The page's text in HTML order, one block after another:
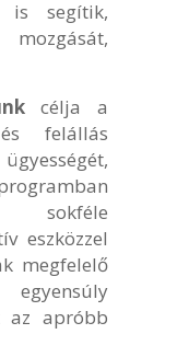
is segítik,
célja a
felállás
sokféle
eszközzel
megfelelő
egyensúly
az apróbb